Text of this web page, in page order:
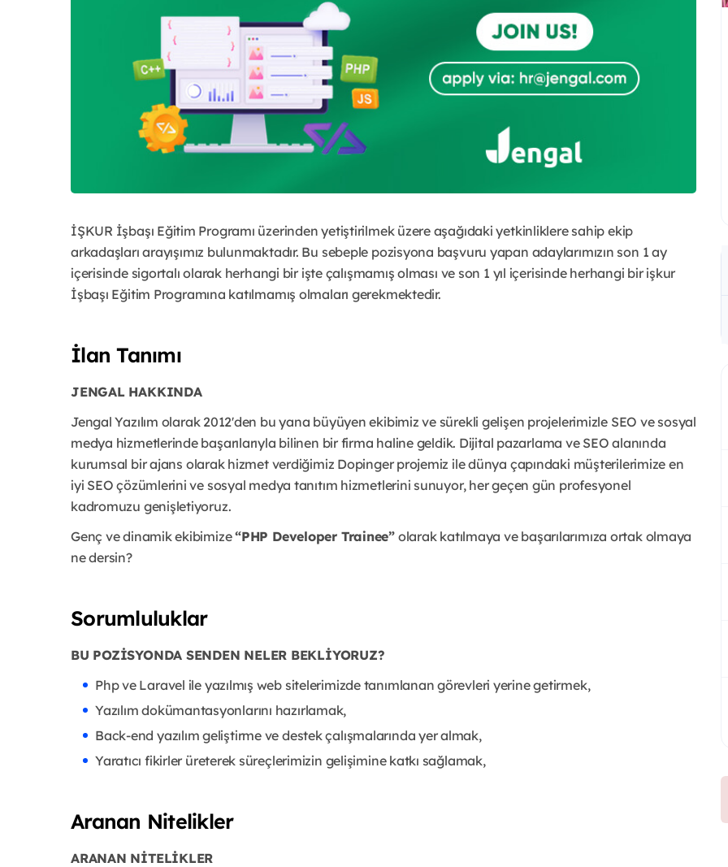
İŞKUR İşbaşı Eğitim Programı üzerinden yetiştirilmek üzere aşağıdaki yetkinliklere sahip ekip
arkadaşları arayışımız bulunmaktadır. Bu sebeple pozisyona başvuru yapan adaylarımızın son 1 ay
içerisinde sigortalı olarak herhangi bir işte çalışmamış olması ve son 1 yıl içerisinde herhangi bir işkur
İşbaşı Eğitim Programına katılmamış olmaları gerekmektedir.
İlan Tanımı
JENGAL HAKKINDA
Jengal Yazılım olarak 2012'den bu yana büyüyen ekibimiz ve sürekli gelişen projelerimizle SEO ve sosyal
medya hizmetlerinde başarılarıyla bilinen bir firma haline geldik. Dijital pazarlama ve SEO alanında
kurumsal bir ajans olarak hizmet verdiğimiz Dopinger projemiz ile dünya çapındaki müşterilerimize en
iyi SEO çözümlerini ve sosyal medya tanıtım hizmetlerini sunuyor, her geçen gün profesyonel
kadromuzu genişletiyoruz.
Genç ve dinamik ekibimize“PHP Developer Trainee”olarak katılmaya ve başarılarımıza ortak olmaya
ne dersin?
Sorumluluklar
BU POZİSYONDA SENDEN NELER BEKLİYORUZ?
Php ve Laravel ile yazılmış web sitelerimizde tanımlanan görevleri yerine getirmek,
Yazılım dokümantasyonlarını hazırlamak,
Back-end yazılım geliştirme ve destek çalışmalarında yer almak,
Yaratıcı fikirler üreterek süreçlerimizin gelişimine katkı sağlamak,
Aranan Nitelikler
ARANAN NİTELİKLER